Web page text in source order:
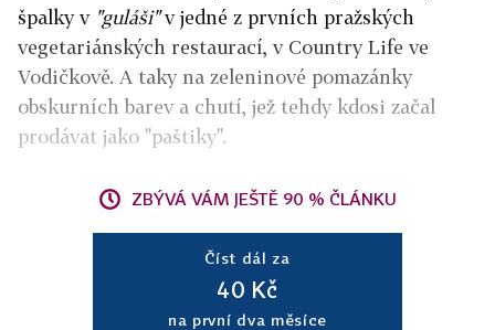
špalky v "guláši"v jedné z prvních pražských
vegetariánských restaurací, v Country Life ve
Vodičkově. A taky na zeleninové pomazánky
obskurních barev a chutí, jež tehdy kdosi začal
prodávat jako "paštiky".
ZBÝVÁ VÁM JEŠTĚ 90 % ČLÁNKU
Číst dál za
40 Kč
na první dva měsíce